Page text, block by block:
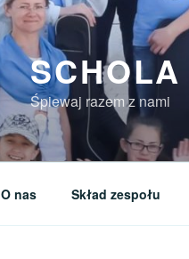
Śpiewaj razem z nami
O nas Skład zespołu